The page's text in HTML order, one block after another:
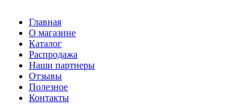
Главная
О магазине
Каталог
Распродажа
Наши партнеры
Отзывы
Полезное
Контакты